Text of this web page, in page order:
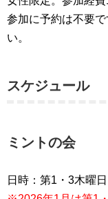
参加に予約は不要
い。
スケジュール
ミントの会
日時：第1・3木曜